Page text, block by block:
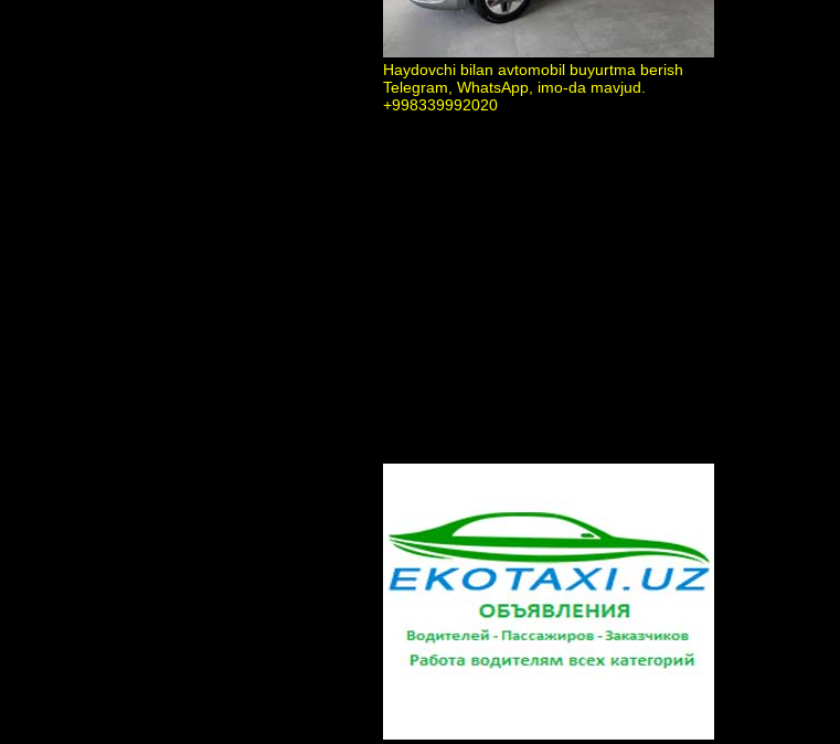
Haydovchi bilan avtomobil buyurtma berish
Telegram, WhatsApp, imo-da mavjud.
+998339992020